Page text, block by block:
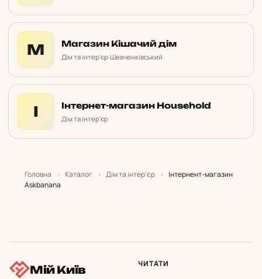
М Магазин Кішачий дім
Дім та інтер'єр·Шевченківський
І Інтернет-магазин Household
Дім та інтер'єр
Головна › Каталог › Дім та інтер'єр › Інтернент-магазин
Askbanana
Мій Київ ЧИТАТИ